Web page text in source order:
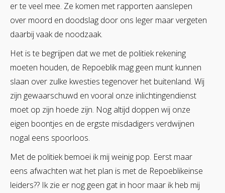
er te veel mee. Ze komen met rapporten aanslepen
over moord en doodslag door ons leger maar vergeten
daarbij vaak de noodzaak.
Het is te begrijpen dat we met de politiek rekening
moeten houden, de Repoeblik mag geen munt kunnen
slaan over zulke kwesties tegenover het buitenland. Wij
zijn gewaarschuwd en vooral onze inlichtingendienst
moet op zijn hoede zijn. Nog altijd doppen wij onze
eigen boontjes en de ergste misdadigers verdwijnen
nogal eens spoorloos.
Met de politiek bemoei ik mij weinig pop. Eerst maar
eens afwachten wat het plan is met de Repoeblikeinse
leiders?? Ik zie er nog geen gat in hoor maar ik heb mij